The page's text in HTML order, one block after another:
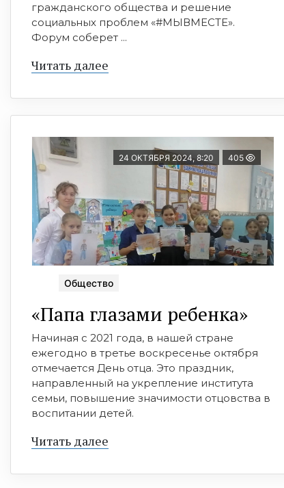
гражданского общества и решение
социальных проблем «#МЫВМЕСТЕ».
Форум соберет ...
Читать далее
24 ОКТЯБРЯ 2024, 8:20 405
Общество
«Папа глазами ребенка»
Начиная с 2021 года, в нашей стране
ежегодно в третье воскресенье октября
отмечается День отца. Это праздник,
направленный на укрепление института
семьи, повышение значимости отцовства в
воспитании детей.
Читать далее